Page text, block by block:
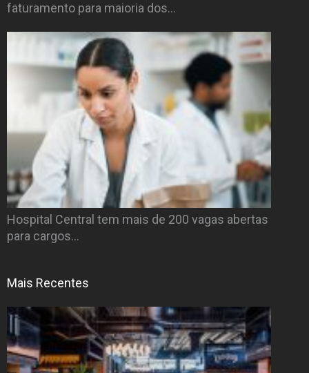
faturamento para maioria dos…
Hospital Central tem mais de 200 vagas abertas
para cargos…
Mais Recentes